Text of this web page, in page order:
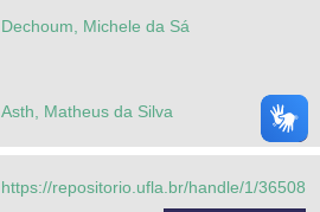
Dechoum, Michele da Sá
Asth, Matheus da Silva
https://repositorio.ufla.br/handle/1/36508